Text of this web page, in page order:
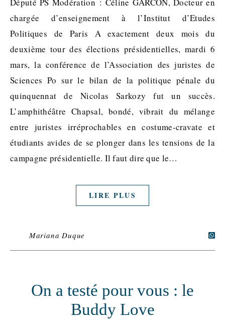
chargée d’enseignement à l’Institut d’Etudes
Politiques de Paris A exactement deux mois du
deuxième tour des élections présidentielles, mardi 6
mars, la conférence de l’Association des juristes de
Sciences Po sur le bilan de la politique pénale du
quinquennat de Nicolas Sarkozy fut un succès.
L’amphithéâtre Chapsal, bondé, vibrait du mélange
entre juristes irréprochables en costume-cravate et
étudiants avides de se plonger dans les tensions de la
campagne présidentielle. Il faut dire que le…
LIRE PLUS
Mariana Duque
On a testé pour vous : le
Buddy Love